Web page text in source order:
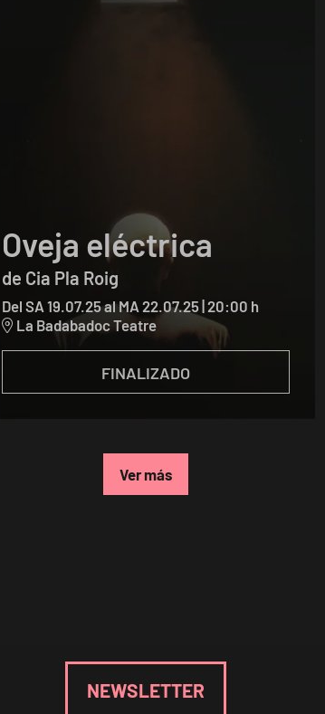
FINALIZADO
Oveja eléctrica
de Cia Pla Roig
Del SA 19.07.25al MA 22.07.25|20:00 h
La Badabadoc Teatre
Ver más
NEWSLETTER